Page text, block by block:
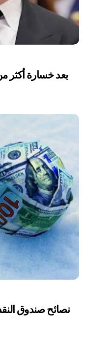
نصائح صندوق